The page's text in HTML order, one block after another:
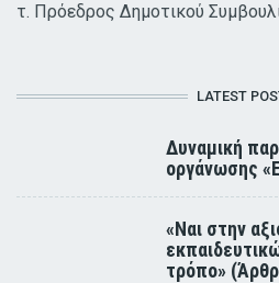
τ. Πρόεδρος Δημοτικού
LATEST
Δυναμική
οργάνωσης
«Ναι στην
τρόπο»